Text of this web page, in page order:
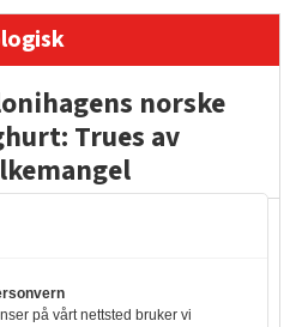
norske
Trues av
på vårt nettsted bruker vi